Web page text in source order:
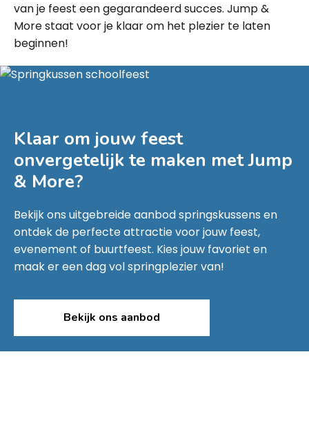
van je feest een gegarandeerd succes. Jump &
More staat voor je klaar om het plezier te laten
beginnen!
Klaar om jouw feest
onvergetelijk te maken metJump
& More?
Bekijk ons uitgebreide aanbod springskussens en
ontdek de perfecte attractie voor jouw feest,
evenement of buurtfeest. Kies jouw favoriet en
maak er een dag vol springplezier van!
Bekijk ons aanbod